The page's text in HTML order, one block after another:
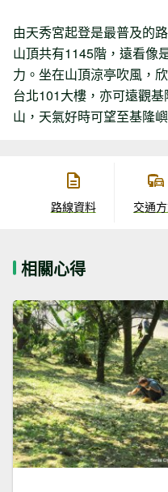
由天秀宮起登是最普及的
山頂共有1145階，遠看像
力。坐在山頂涼亭吹風，
台北101大樓，亦可遠觀
山，天氣好時可望至基隆
路線資料 交通
相關心得